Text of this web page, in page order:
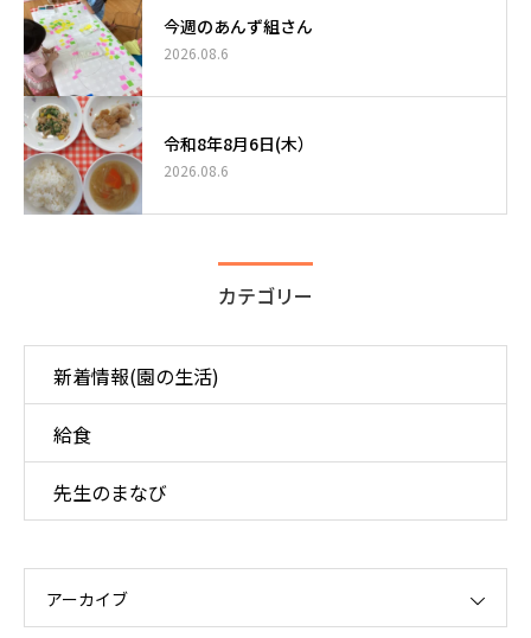
今週のあんず組さん
2026.08.6
令和8年8月6日(木）
2026.08.6
カテゴリー
新着情報(園の生活)
給食
先生のまなび
アーカイブ